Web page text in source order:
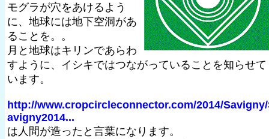
モグラが穴をあけるよう
に、地球には地下空洞があ
ることを。。
月と地球はキリンであらわ
すように、イシキではつながっていることを知らせて
います。
http://www.cropcircleconnector.com/2014/
avigny2014...
は人間が造ったと言葉になります。